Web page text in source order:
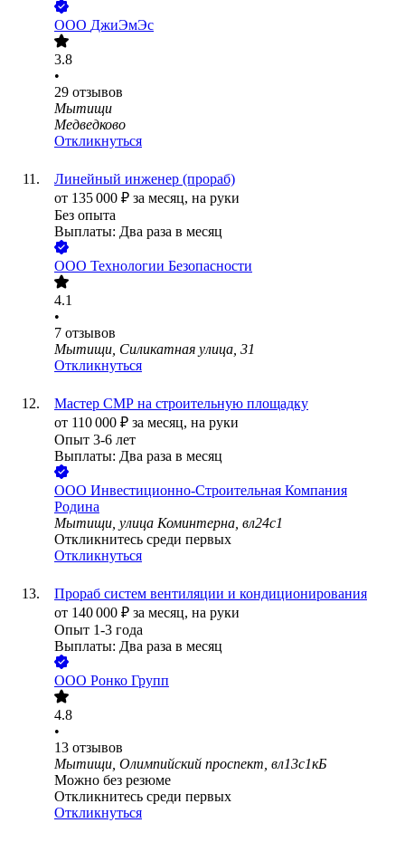
ООО ДжиЭмЭс
3.8
•
29 отзывов
Мытищи
Медведково
Откликнуться
Линейный инженер (прораб)
от 135 000 ₽ за месяц, на руки
Без опыта
Выплаты: Два раза в месяц
ООО Технологии Безопасности
4.1
•
7 отзывов
Мытищи, Силикатная улица, 31
Откликнуться
Мастер СМР на строительную площадку
от 110 000 ₽ за месяц, на руки
Опыт 3-6 лет
Выплаты: Два раза в месяц
ООО Инвестиционно-Строительная Компания
Родина
Мытищи, улица Коминтерна, вл24с1
Откликнитесь среди первых
Откликнуться
Прораб систем вентиляции и кондиционирования
от 140 000 ₽ за месяц, на руки
Опыт 1-3 года
Выплаты: Два раза в месяц
ООО Ронко Групп
4.8
•
13 отзывов
Мытищи, Олимпийский проспект, вл13с1кБ
Можно без резюме
Откликнитесь среди первых
Откликнуться